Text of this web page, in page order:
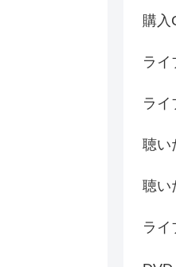
購入
ライ
ライ
聴い
聴い
ライ